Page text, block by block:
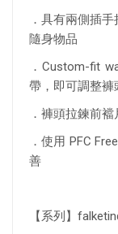
．具有兩側插
隨身物品
．Custom-fit
帶，即可調整
．褲頭拉鍊前
．使用 PFC
善
【系列】